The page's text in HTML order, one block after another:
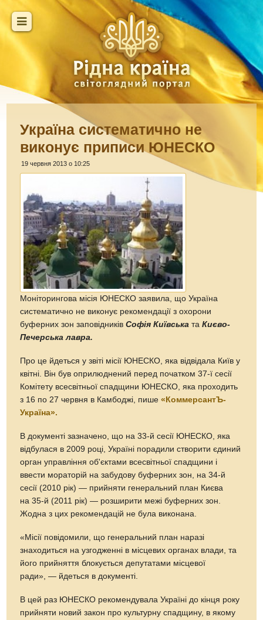
Україна систематично не
виконує приписи ЮНЕСКО
19 червня 2013 о 10:25
Моніторингова місія ЮНЕСКО заявила, що Україна
систематично не виконує рекомендації з охорони
буферних зон заповідниківСофія Київська таКиєво-
Печерська лавра.
Про це йдеться у звіті місії ЮНЕСКО, яка відвідала Київ у
квітні. Він був оприлюднений перед початком 37-ї сесії
Комітету всесвітньої спадщини ЮНЕСКО, яка проходить
з 16 по 27 червня в Камбоджі, пише«КоммерсантЪ-
Україна».
В документі зазначено, що на 33-й сесії ЮНЕСКО, яка
відбулася в 2009 році, Україні порадили створити єдиний
орган управління об'єктами всесвітньої спадщини і
ввести мораторій на забудову буферних зон, на 34-й
сесії (2010 рік) — прийняти генеральний план Києва
на 35-й (2011 рік) — розширити межі буферних зон.
Жодна з цих рекомендацій не була виконана.
«Місії повідомили, що генеральний план наразі
знаходиться на узгодженні в місцевих органах влади, та
його прийняття блокується депутатами місцевої
ради», — йдеться в документі.
В цей раз ЮНЕСКО рекомендувала Україні до кінця року
прийняти новий закон про культурну спадщину, в якому